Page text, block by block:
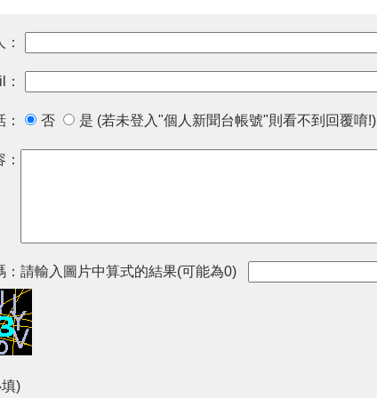
否 是 (若未登入"個人新聞台帳號"則看不到回覆唷!)
請輸入圖片中算式的結果(可能為0)
)